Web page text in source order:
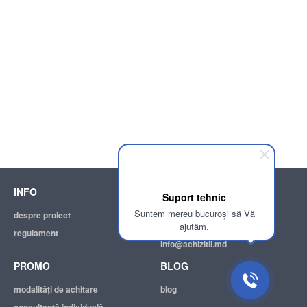
Suport tehnic
Suntem mereu bucuroși să Vă
ajutăm.
INFO
despre proiect
regulament
SUPPORT
ajutor
adresa electronică:
info@achizitii.md
PROMO
modalităţi de achitare
BLOG
blog